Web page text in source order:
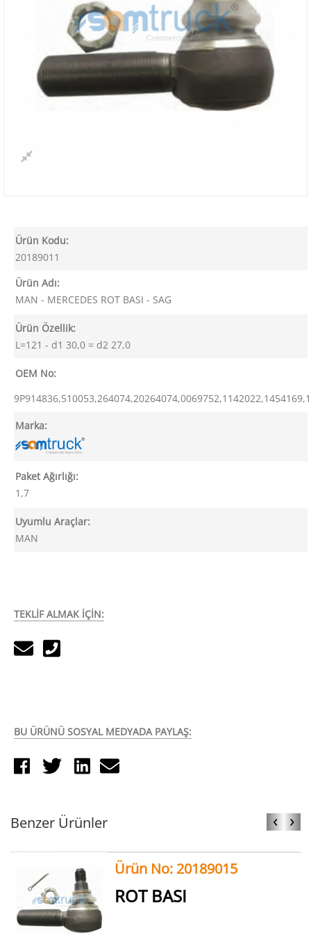
Ürün Kodu:
20189011
Ürün Adı:
MAN - MERCEDES ROT BASI - SAG
Ürün Özellik:
L=121 - d1 30,0 = d2 27,0
OEM No:
Marka:
Paket Ağırlığı:
1,7
Uyumlu Araçlar:
MAN
TEKLİF ALMAK İÇİN:
BU ÜRÜNÜ SOSYAL MEDYADA PAYLAŞ:
Benzer Ürünler ‹ ›
Ürün No: 20189015
ROT BASI